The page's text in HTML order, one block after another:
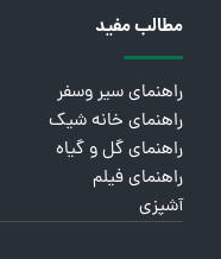
مطالب مفید
راهنمای سیر وسفر
راهنمای خانه شیک
راهنمای گل و گیاه
راهنمای فیلم
آشپزی